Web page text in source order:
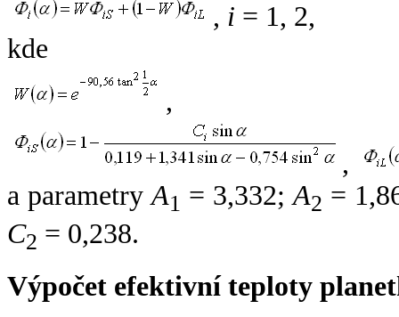
, i = 1, 2,
kde
,
,
a parametryA1 = 3,332;A2 =
C2 = 0,238.
Výpočet efektivní teploty